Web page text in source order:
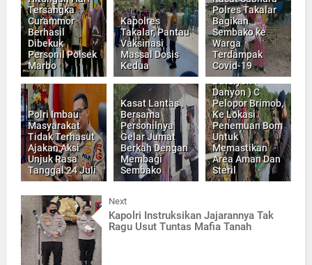
Tersangka
Curammor
Berhasil
Dibekuk
Personil Polsek
Marbo
Kapolres
Takalar, Pantau
Vaksinasi
Massal Dosis
Kedua
Polres Takalar
Bagikan
Sembako ke
Warga
Terdampak
Covid-19
Polri Imbau
Masyarakat
Tidak Terhasut
Ajakan Aksi
Unjuk Rasa
Tanggal 24 Juli
Kasat Lantas ,
Bersama
Personilnya
Gelar Jumat
Berkah Dengan
Membagi
Sembako
Komandan
Batalyon (
Danyon ) C
Pelopor Brimob,
Ke Lokasi
Penemuan Bom
Untuk
Memastikan
Area Aman Dan
Steril
Next
Kapolri Instruksikan Jajarannya Tak
Ragu Usut Tuntas Mafia Tanah